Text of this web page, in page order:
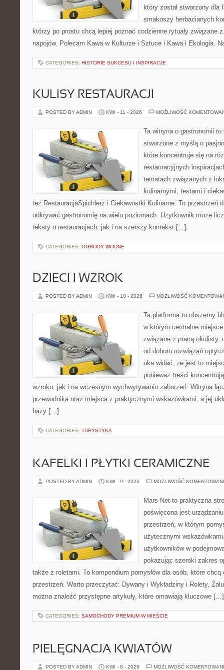
który został stworzony dla
smakoszy herbacianych
którzy po prostu chcą lepiej poznać codzienne rytuały związane
napojów. Polecam Kawa w Kulturze i Sztuce i Kawa i Ekologia.
CATEGORIES: HISTORIE SUKCESU I INSPIRACJE
KULISY RESTAURACJI
POSTED BY ADMIN KWI - 11 - 2026 MOŻLIWOŚĆ
Ta witryna o gastronomii
stworzone z myślą o
które koncentruje się na
restauracyjnych
tematach związanych z
kulinarnymi, testami i
też RestauracjaSpichlerz i Ciekawostki Kulinarne. To przestrzeń
odkrywać gastronomię na wielu poziomach. Użytkownik może
teksty o restauracjach, jak i na szerszy kontekst […]
CATEGORIES: OGRODY WODNE
DZIECI I WZROK
POSTED BY ADMIN KWI - 10 - 2026 MOŻLIWOŚĆ
Ta platforma to obszerny
w którym centralne
związane z pracą okulisty,
od doboru rozwiązań
oka widać, że jest to
ponieważ treści
wzroku, jak i na wczesnym wychwytywaniu zaburzeń. Witryna
przewodnika oraz miejsca z praktycznymi wskazówkami, a jej
bazy […]
CATEGORIES: TURYSTYKA
KAFELKI I PŁYTKI CERAMICZNE
POSTED BY ADMIN KWI - 9 - 2026 MOŻLIWOŚĆ
Mars-Net to praktyczna
poświęcona jest
przestrzeń, w którym
użytecznymi
użytkowników w
pokazując szeroki zakres
także z roletami. To kompendium pomysłów dla osób, które chcą
przestrzeń. Warto przeczytać: Dywany i Wykładziny i Rolety,
można znaleźć przystępne artykuły, które omawiają kluczowe […]
CATEGORIES: SAMOCHODY PREMIUM W MIEŚCIE
PIELĘGNACJA KWIATÓW
POSTED BY ADMIN KWI - 8 - 2026 MOŻLIWOŚĆ